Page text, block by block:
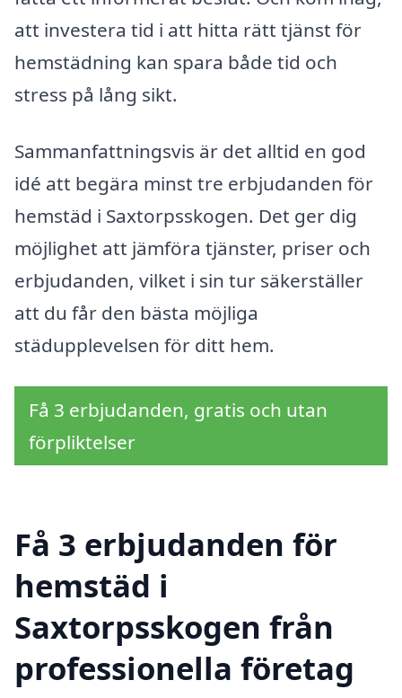
att investera tid i att hitta rätt tjänst för
hemstädning kan spara både tid och
stress på lång sikt.
Sammanfattningsvis är det alltid en god
idé att begära minst tre erbjudanden för
hemstäd i Saxtorpsskogen. Det ger dig
möjlighet att jämföra tjänster, priser och
erbjudanden, vilket i sin tur säkerställer
att du får den bästa möjliga
städupplevelsen för ditt hem.
Få 3 erbjudanden, gratis och utan
förpliktelser
Få 3 erbjudanden för
hemstäd i
Saxtorpsskogen från
professionella företag